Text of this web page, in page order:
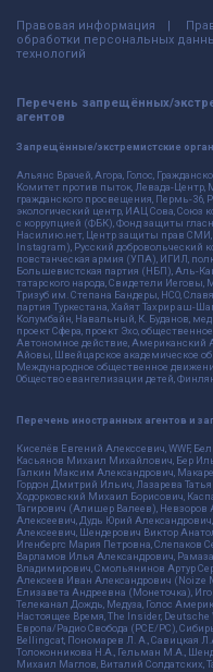
Правовая информация
обработки персональных
технологий
Перечень запрещённых/
агентов
Запрещённые/экстремистские
Альянс Врачей, Агора, Голос,
Комитет против пыток, Левада-
гражданского просвещения, Пермь-36,
экологический центр, ИАЦ Сова, Союз
с коррупцией (ФБК), Фонд защиты
Насилию.нет, Центр защиты прав СМИ,
Instagram), Русский добровольческий
повстанческая армия (УПА), ИГИЛ,
Большевистская партия (НБП), Аль-
татарского народа, Свидетели
Тризуб им. Степана Бандеры, НСО,
партия Туркестана, Хайят Тахрир аш-
Колумбайн, Навальный, К. Буданов,
проект Сфера, проект Эхо,
Автономное действие, Американский
Айовы, Швейцарское академическое
Международное общественное
Общество евангелизации детей,
Перечень иностранных агентов и
Киселёв Евгений Алекссевич, WWF,
Касьянов Михаил Михайлович, Бер
Галкин Максим Александрович,
Гордон Дмитрий Ильич, Лазарева
Ходорковский Михаил Борисович,
Тагирович (Алишер Валеев), Невзоров
Алексеевич, Дудь Юрий
Алексеевич, Шендерович Виктор
Игенбергс Мария Петровна, Слепаков
Варламов Илья Александрович,
Владимирович, Смольянинов Артур
Алексеев Иван Александрович
Елизавета Андреевна (Монеточка),
Телеканал Дождь, Медуза, Голос
Настоящее Время, The Insider,
Европа/Радио Свобода (PCE/PC),
Bellingcat, Пономарев Л. А., Савицкая
Толоконникова Н.А., Гельман М.А.,
Михаил Маглов, Виталий Солдатских,